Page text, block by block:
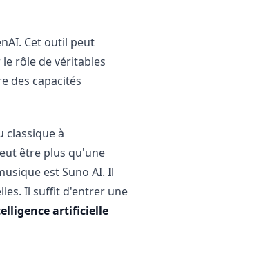
Cet outil peut
rôle de véritables
des capacités
classique à
être plus qu'une
est Suno AI. Il
Il suffit d'entrer une
artificielle